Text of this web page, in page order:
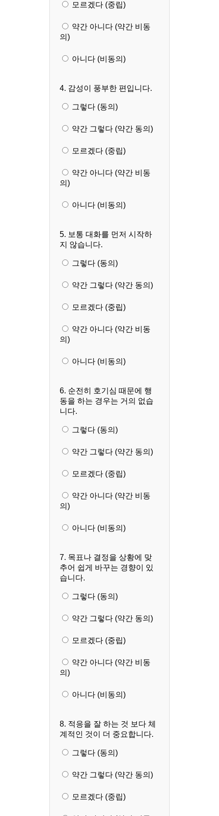
모르겠다 (중립)
약간 아니다 (약간 비동
의)
아니다 (비동의)
4. 감성이 풍부한 편입니다.
그렇다 (동의)
약간 그렇다 (약간 동의)
모르겠다 (중립)
약간 아니다 (약간 비동
의)
아니다 (비동의)
5. 보통 대화를 먼저 시작하
지 않습니다.
그렇다 (동의)
약간 그렇다 (약간 동의)
모르겠다 (중립)
약간 아니다 (약간 비동
의)
아니다 (비동의)
6. 순전히 호기심 때문에 행
동을 하는 경우는 거의 없습
니다.
그렇다 (동의)
약간 그렇다 (약간 동의)
모르겠다 (중립)
약간 아니다 (약간 비동
의)
아니다 (비동의)
7. 목표나 결정을 상황에 맞
추어 쉽게 바꾸는 경향이 있
습니다.
그렇다 (동의)
약간 그렇다 (약간 동의)
모르겠다 (중립)
약간 아니다 (약간 비동
의)
아니다 (비동의)
8. 적응을 잘 하는 것 보다 체
계적인 것이 더 중요합니다.
그렇다 (동의)
약간 그렇다 (약간 동의)
모르겠다 (중립)